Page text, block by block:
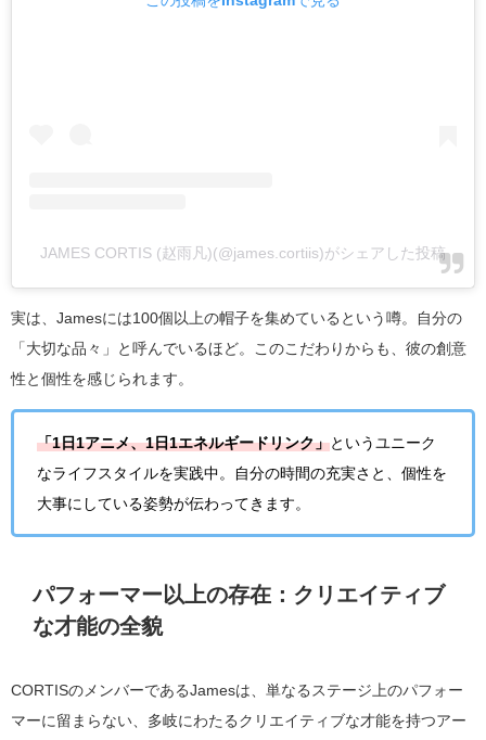
JAMES CORTIS (赵雨凡)(@james.cortiis)がシェアした投稿
実は、Jamesには100個以上の帽子を集めているという噂。自分の
「大切な品々」と呼んでいるほど。このこだわりからも、彼の創意
性と個性を感じられます。
「1日1アニメ、1日1エネルギードリンク」というユニーク
なライフスタイルを実践中。自分の時間の充実さと、個性を
大事にしている姿勢が伝わってきます。
パフォーマー以上の存在：クリエイティブ
な才能の全貌
CORTISのメンバーであるJamesは、単なるステージ上のパフォー
マーに留まらない、多岐にわたるクリエイティブな才能を持つアー